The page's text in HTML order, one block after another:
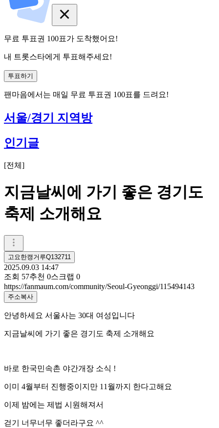
무료 투표권 100표가 도착했어요!
내 트롯스타에게 투표해주세요!
투표하기
팬마음에서는 매일 무료 투표권 100표를 드려요!
서울/경기 지역방
인기글
[전체 ]
지금날씨에 가기 좋은 경기도
축제 소개해요
고요한캥거루Q132711
2025.09.03 14:47
조회 57추천 0스크랩 0
https://fanmaum.com/community/Seoul-Gyeonggi/115494143
주소복사
안녕하세요 서울사는 30대 여성입니다
지금날씨에 가기 좋은 경기도 축제 소개해요
바로 한국민속촌 야간개장 소식 !
이미 4월부터 진행중이지만 11월까지 한다고해요
이제 밤에는 제법 시원해져서
걷기 너무너무 좋더라구요 ^^